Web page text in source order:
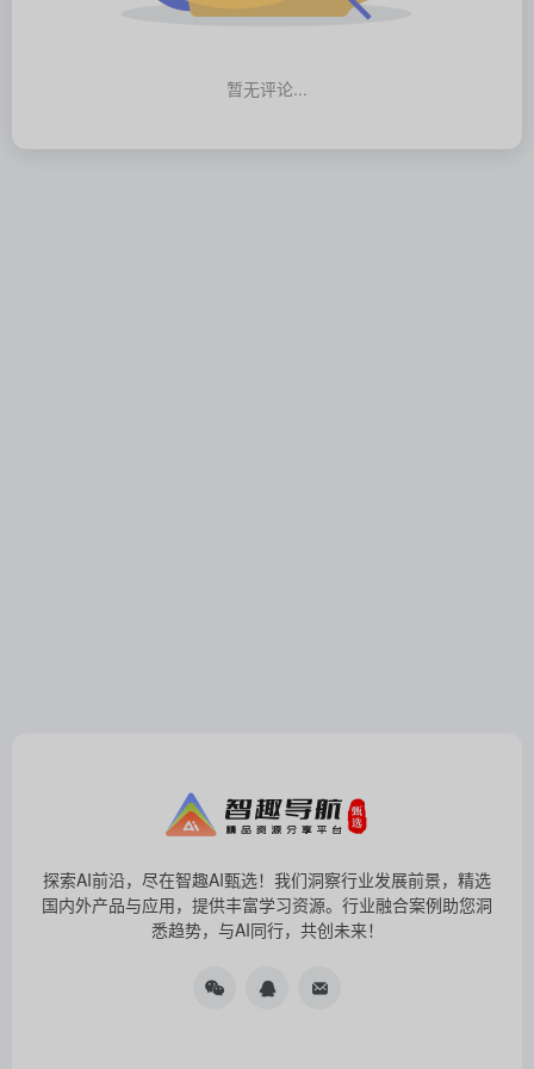
暂无评论...
探索AI前沿，尽在智趣AI甄选！我们洞察行业发展前景，精选
国内外产品与应用，提供丰富学习资源。行业融合案例助您洞
悉趋势，与AI同行，共创未来！